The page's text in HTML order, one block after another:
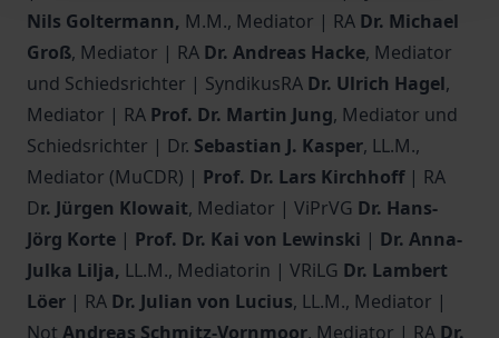
Nils Goltermann, M.M., Mediator | RA Dr. Michael
Groß, Mediator | RA Dr. Andreas Hacke, Mediator
und Schiedsrichter | SyndikusRA Dr. Ulrich Hagel,
Mediator | RA Prof. Dr. Martin Jung, Mediator und
Schiedsrichter | Dr. Sebastian J. Kasper, LL.M.,
Mediator (MuCDR) | Prof. Dr. Lars Kirchhoff| RA
Dr. Jürgen Klowait, Mediator | ViPrVG Dr. Hans-
Jörg Korte | Prof. Dr. Kai von Lewinski | Dr. Anna-
Julka Lilja, LL.M., Mediatorin | VRiLG Dr. Lambert
Löer | RA Dr. Julian von Lucius, LL.M., Mediator |
Not Andreas Schmitz-Vornmoor, Mediator | RA Dr.